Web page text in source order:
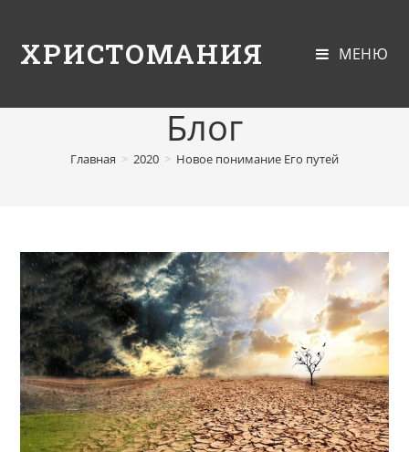
ХРИСТОМАНИЯ МЕНЮ
Блог
Главная > 2020 > Новое понимание Его путей